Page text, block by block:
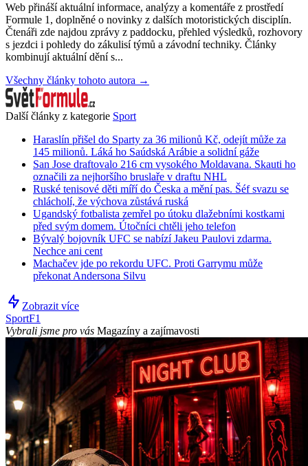
Web přináší aktuální informace, analýzy a komentáře z prostředí
Formule 1, doplněné o novinky z dalších motoristických disciplín.
Čtenáři zde najdou zprávy z paddocku, přehled výsledků, rozhovory
s jezdci i pohledy do zákulisí týmů a závodní techniky. Články
kombinují aktuální dění s...
Všechny články tohoto autora →
Další články z kategorie Sport
Haraslín přišel do Sparty za 36 milionů Kč, odejít může za
145 milionů. Láká ho Saúdská Arábie a solidní gáže
San Jose draftovalo 216 cm vysokého Moldavana. Skauti ho
označili za nejhoršího bruslaře v draftu NHL
Ruské tenisové děti míří do Česka a mění pas. Šéf svazu se
chlácholí, že výchova zůstává ruská
Ugandský fotbalista zemřel po útoku dlažebními kostkami
před svým domem. Útočníci chtěli jeho telefon
Bývalý bojovník UFC se nabízí Jakeu Paulovi zdarma.
Nechce ani cent
Machačev jde po rekordu UFC. Proti Garrymu může
překonat Andersona Silvu
Zobrazit více
SportF1
Vybrali jsme pro vás Magazíny a zajímavosti